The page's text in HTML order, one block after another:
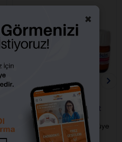
Kalsin Kalsiyum Hidroksit
Fiyatları görebilmek için üye
girişi yapmalısınız.
×